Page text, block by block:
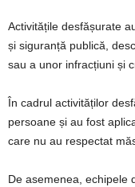
Activitățile desfășurate
și siguranță publică,
sau a unor infracțiuni și
În cadrul activităților
persoane și au fost
care nu au respectat
De asemenea, echipele